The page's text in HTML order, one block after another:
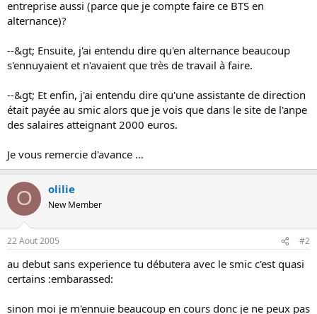
i
o
entreprise aussi (parce que je compte faire ce BTS en
alternance)?
--&gt; Ensuite, j'ai entendu dire qu'en alternance beaucoup
s'ennuyaient et n'avaient que très de travail à faire.
--&gt; Et enfin, j'ai entendu dire qu'une assistante de direction
était payée au smic alors que je vois que dans le site de l'anpe
des salaires atteignant 2000 euros.
Je vous remercie d'avance ...
O olilie
New Member
22 Aout 2005 #2
au debut sans experience tu débutera avec le smic c'est quasi
certains :embarassed:
sinon moi je m'ennuie beaucoup en cours donc je ne peux pas